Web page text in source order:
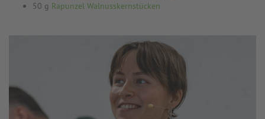
50 g Rapunzel Walnusskernstücken